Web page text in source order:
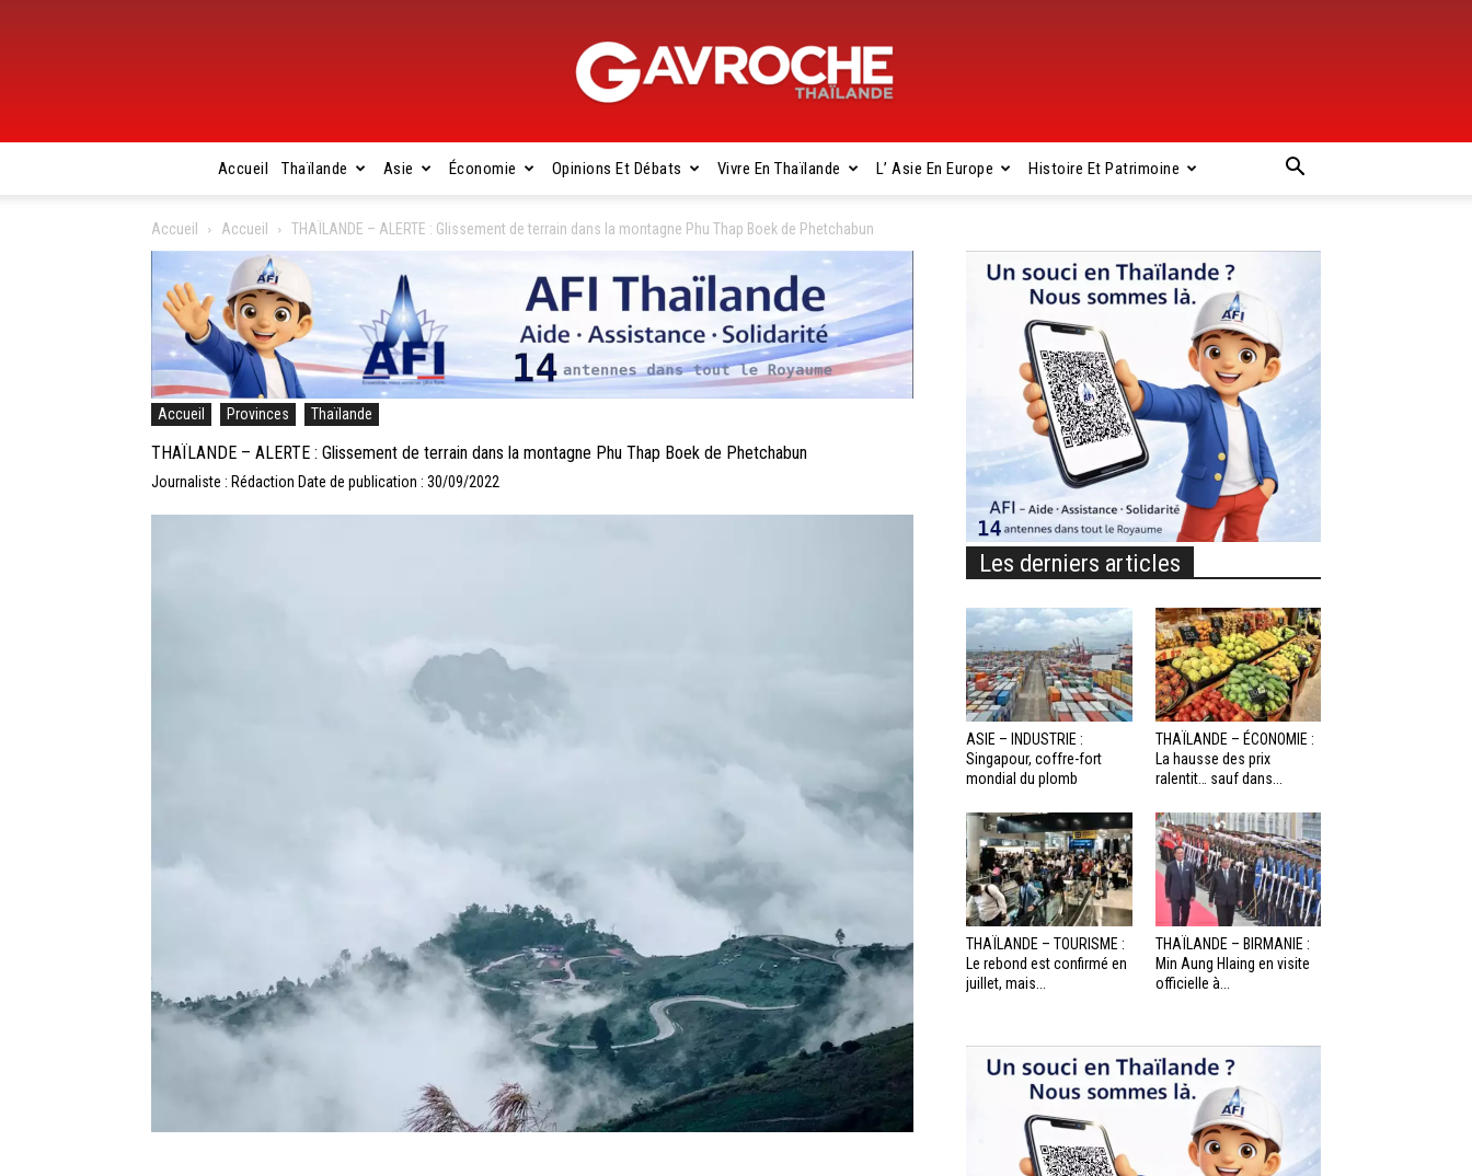
Gavroche
Thaïlande
Accueil Thaïlande Asie Économie Opinions Et Débats Vivre En Thaïlande L’ Asie En Europe Histoire Et Patrimoine
Accueil Accueil THAÏLANDE – ALERTE : Glissement de terrain dans la montagne Phu Thap Boek de Phetchabun
Accueil Provinces Thaïlande
THAÏLANDE – ALERTE : Glissement de terrain dans la montagne Phu Thap Boek de Phetchabun
Journaliste : Rédaction Date de publication : 30/09/2022
Les derniers articles
ASIE – INDUSTRIE :
Singapour, coffre-fort
mondial du plomb
THAÏLANDE – ÉCONOMIE :
La hausse des prix
ralentit… sauf dans...
THAÏLANDE – TOURISME :
Le rebond est confirmé en
juillet, mais...
THAÏLANDE – BIRMANIE :
Min Aung Hlaing en visite
officielle à...